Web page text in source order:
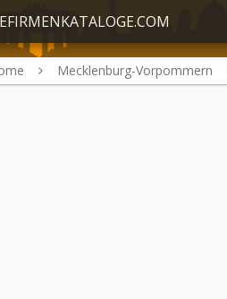
Mecklenburg-Vorpommern